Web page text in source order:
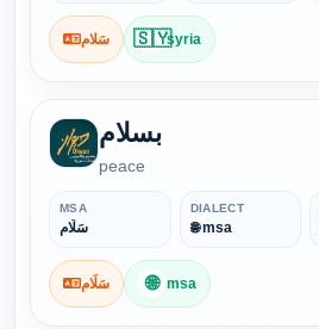
سَلام 🇸🇾syria
بسلام
peace
MSA
سَلَام
DIALECT
🌐 msa
سَلَام 🌐 msa